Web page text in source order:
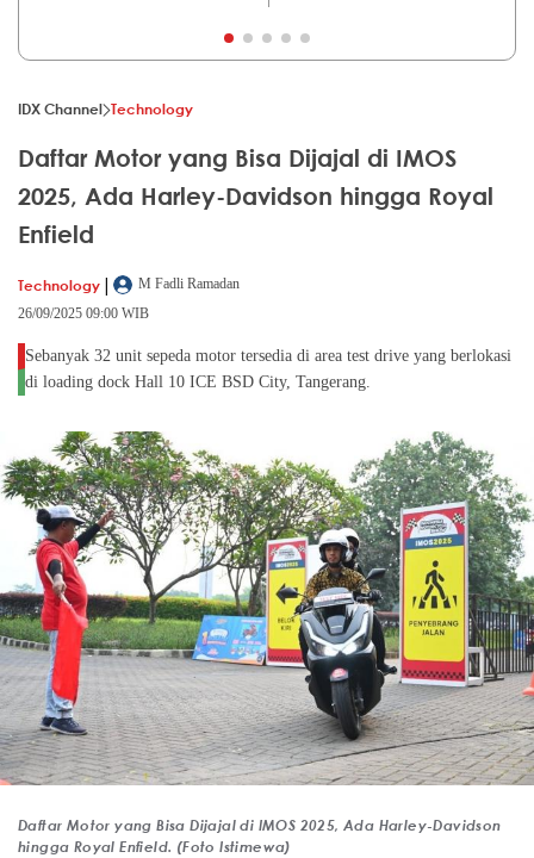
IDX Channel Technology
Daftar Motor yang Bisa Dijajal di IMOS
2025, Ada Harley-Davidson hingga Royal
Enfield
Technology |
M Fadli Ramadan
26/09/2025 09:00 WIB
Sebanyak 32 unit sepeda motor tersedia di area test drive yang berlokasi
di loading dock Hall 10 ICE BSD City, Tangerang.
Daftar Motor yang Bisa Dijajal di IMOS 2025, Ada Harley-Davidson
hingga Royal Enfield. (Foto Istimewa)